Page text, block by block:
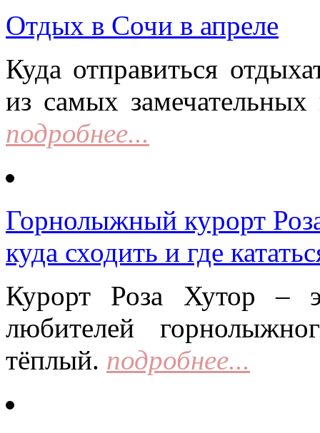
Отдых в Сочи в апреле
Куда отправиться
из самых замечательных
подробнее...
Горнолыжный курорт
куда сходить и где
Курорт Роза Хутор –
любителей
тёплый. подробнее...